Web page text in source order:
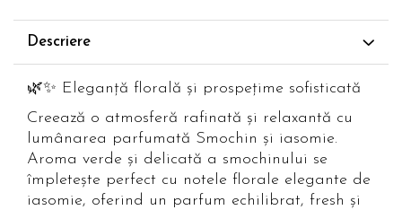
Descriere
🌿✨ Eleganță florală și prospețime sofisticată
Creează o atmosferă rafinată și relaxantă cu
lumânarea parfumată Smochin și iasomie.
Aroma verde și delicată a smochinului se
împletește perfect cu notele florale elegante de
iasomie, oferind un parfum echilibrat, fresh și